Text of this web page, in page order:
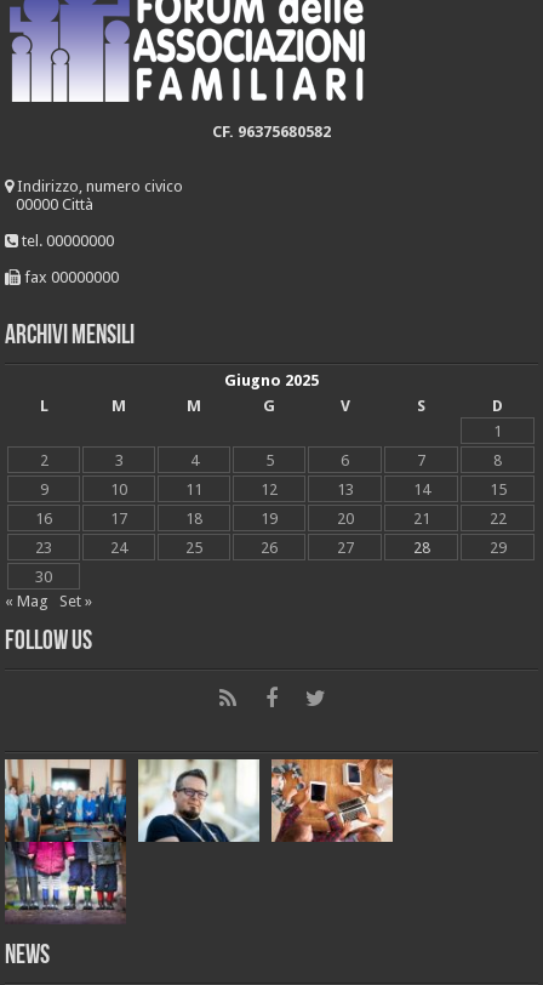
CF. 96375680582
Indirizzo, numero civico
00000 Città
tel. 00000000
fax 00000000
Archivi mensili
Giugno 2025
L
M M G V S
D
1
2
3 4 5 6 7
8
9
10 11 12 13 14
15
16
17 18 19 20 21
22
23
24 25 26 27 28
29
30
« Mag
Set »
Follow Us
News